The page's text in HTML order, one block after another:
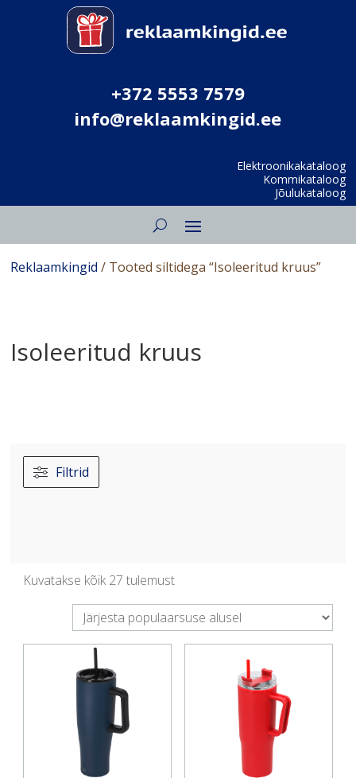
+372 5553 7579
info@reklaamkingid.ee
Elektroonikakataloog
Kommikataloog
Jõulukataloog
Reklaamkingid / Tooted siltidega “Isoleeritud kruus”
Isoleeritud kruus
Filtrid
Kuvatakse kõik 27 tulemustSorteeritud
populaarsuse
järgi